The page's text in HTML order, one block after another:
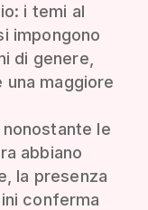
i temi al
impongono
di genere,
una maggiore
le
abbiano
la presenza
conferma